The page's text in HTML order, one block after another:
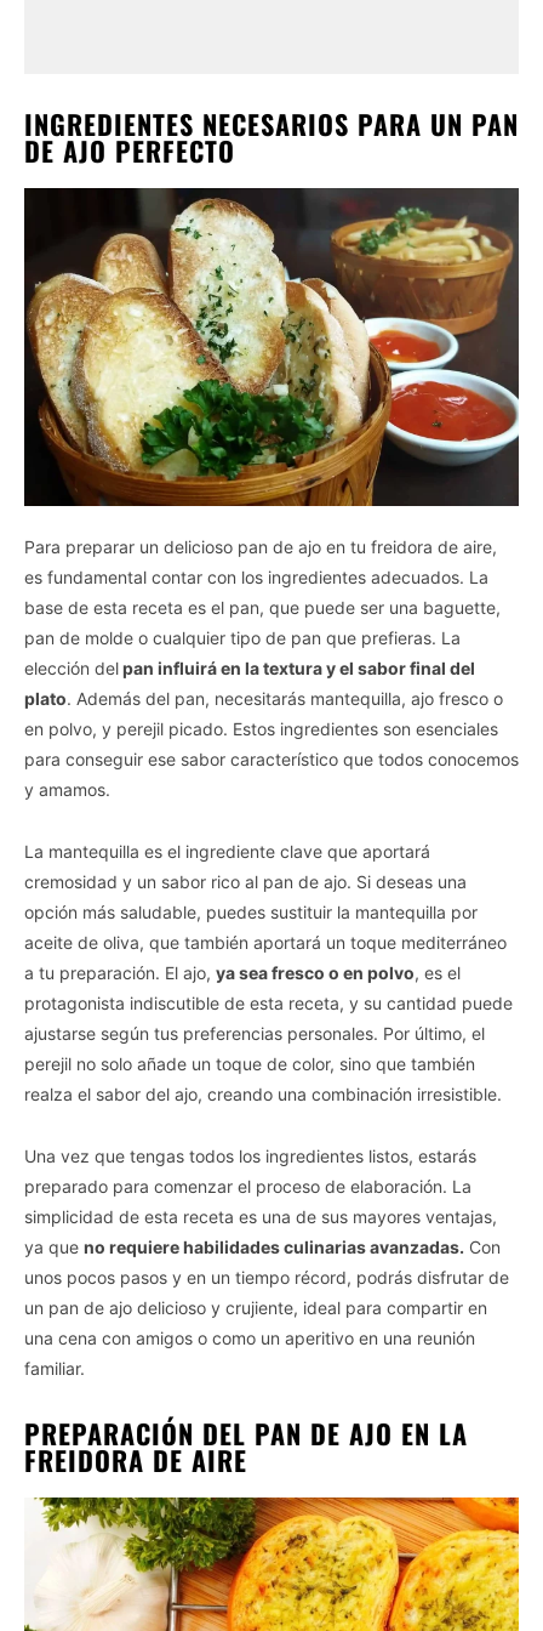
INGREDIENTES NECESARIOS PARA UN PAN
DE AJO PERFECTO
Para preparar un delicioso pan de ajo en tu freidora de aire,
es fundamental contar con los ingredientes adecuados. La
base de esta receta es el pan, que puede ser una baguette,
pan de molde o cualquier tipo de pan que prefieras. La
elección delpan influirá en la textura y el sabor final del
plato. Además del pan, necesitarás mantequilla, ajo fresco o
en polvo, y perejil picado. Estos ingredientes son esenciales
para conseguir ese sabor característico que todos conocemos
y amamos.
La mantequilla es el ingrediente clave que aportará
cremosidad y un sabor rico al pan de ajo. Si deseas una
opción más saludable, puedes sustituir la mantequilla por
aceite de oliva, que también aportará un toque mediterráneo
a tu preparación. El ajo, ya sea fresco o en polvo, es el
protagonista indiscutible de esta receta, y su cantidad puede
ajustarse según tus preferencias personales. Por último, el
perejil no solo añade un toque de color, sino que también
realza el sabor del ajo, creando una combinación irresistible.
Una vez que tengas todos los ingredientes listos, estarás
preparado para comenzar el proceso de elaboración. La
simplicidad de esta receta es una de sus mayores ventajas,
ya que no requiere habilidades culinarias avanzadas. Con
unos pocos pasos y en un tiempo récord, podrás disfrutar de
un pan de ajo delicioso y crujiente, ideal para compartir en
una cena con amigos o como un aperitivo en una reunión
familiar.
PREPARACIÓN DEL PAN DE AJO EN LA
FREIDORA DE AIRE